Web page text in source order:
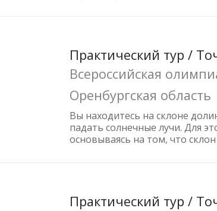
Практический тур /
Всероссийская
Оренбургская область
Вы находитесь на склоне
падать солнечные лучи. Для
основываясь на том, что
Практический тур /